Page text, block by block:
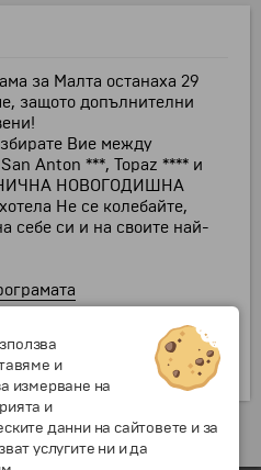
за Малта останаха 29
защото допълнителни
Вие между
Anton ***, Topaz **** и
НОВОГОДИШНА
Не се колебайте,
себе си и на своите най-
и
измерване на
и
данни на сайтовете и за
услугите ни и да